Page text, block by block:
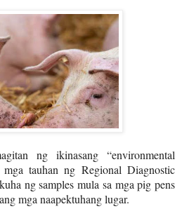
ng ikinasang “environmental
tauhan ng Regional Diagnostic
ng samples mula sa mga pig pens
mga naapektuhang lugar.